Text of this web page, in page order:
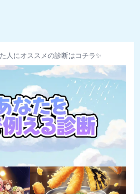
人にオススメの診断はコチラ✨